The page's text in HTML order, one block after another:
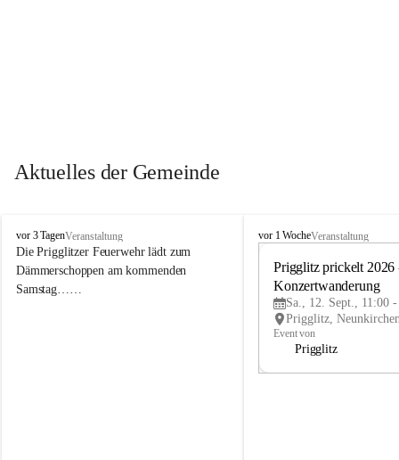
Aktuelles der Gemeinde
P
r
i
g
vor 3 TagenVeranstaltung
Die Prigglitzer Feuerwehr lädt zum
Dämmerschoppen am kommenden
Samstag……
P
vor 1 WocheVeranstaltung
Prigglitz prickelt 2026
Konzertwanderung
Sa., 12. Sept., 11:00
Event von
Prigglitz